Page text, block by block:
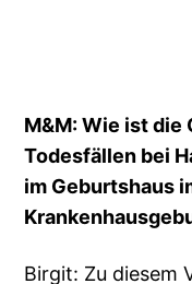
M&M: Wie ist die
Todesfällen bei
im Geburtshaus
Birgit: Zu diesem